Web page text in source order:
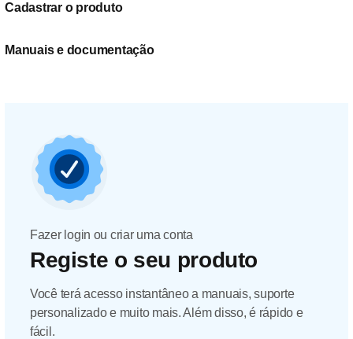
Cadastrar o produto
Manuais e documentação
Fazer login ou criar uma conta
Registe o seu produto
Você terá acesso instantâneo a manuais, suporte
personalizado e muito mais. Além disso, é rápido e
fácil.